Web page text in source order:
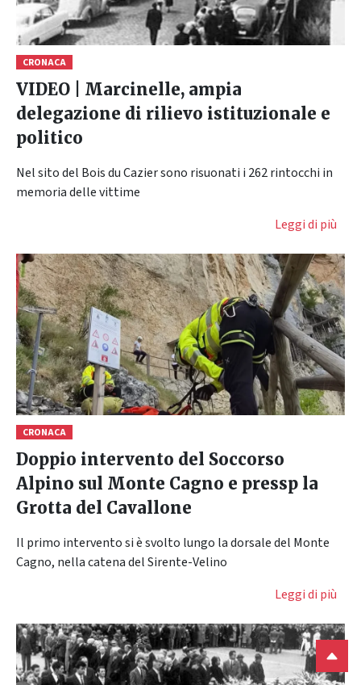
CRONACA
VIDEO | Marcinelle, ampia
delegazione di rilievo istituzionale e
politico
Nel sito del Bois du Cazier sono risuonati i 262 rintocchi in
memoria delle vittime
Leggi di più
CRONACA
Doppio intervento del Soccorso
Alpino sul Monte Cagno e pressp la
Grotta del Cavallone
Il primo intervento si è svolto lungo la dorsale del Monte
Cagno, nella catena del Sirente-Velino
Leggi di più